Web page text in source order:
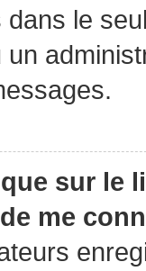
le
un
sur le
me